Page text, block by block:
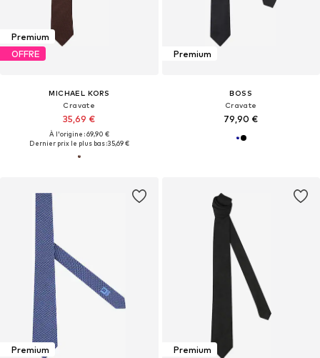
Premium
OFFRE
MICHAEL KORS
Cravate
35,69 €
À l'origine : 69,90 €
Dernier prix le plus bas :35,69 €
Premium
BOSS
Cravate
79,90 €
Premium Premium